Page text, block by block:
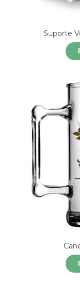
Suporte